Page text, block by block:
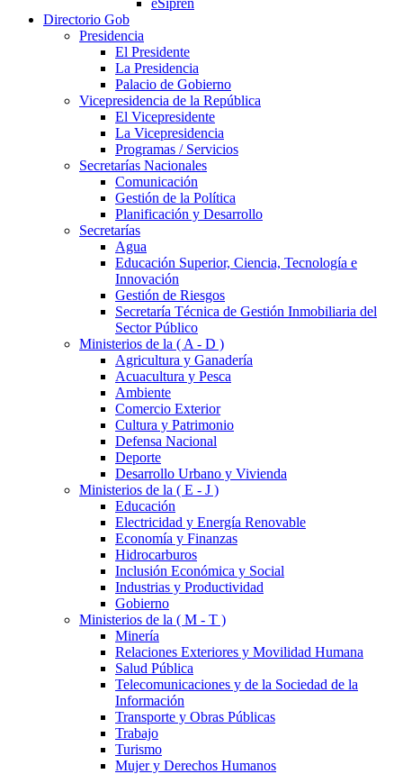
eSipren
Directorio Gob
Presidencia
El Presidente
La Presidencia
Palacio de Gobierno
Vicepresidencia de la República
El Vicepresidente
La Vicepresidencia
Programas / Servicios
Secretarías Nacionales
Comunicación
Gestión de la Política
Planificación y Desarrollo
Secretarías
Agua
Educación Superior, Ciencia, Tecnología e
Innovación
Gestión de Riesgos
Secretaría Técnica de Gestión Inmobiliaria del
Sector Público
Ministerios de la ( A - D )
Agricultura y Ganadería
Acuacultura y Pesca
Ambiente
Comercio Exterior
Cultura y Patrimonio
Defensa Nacional
Deporte
Desarrollo Urbano y Vivienda
Ministerios de la ( E - J )
Educación
Electricidad y Energía Renovable
Economía y Finanzas
Hidrocarburos
Inclusión Económica y Social
Industrias y Productividad
Gobierno
Ministerios de la ( M - T )
Minería
Relaciones Exteriores y Movilidad Humana
Salud Pública
Telecomunicaciones y de la Sociedad de la
Información
Transporte y Obras Públicas
Trabajo
Turismo
Mujer y Derechos Humanos